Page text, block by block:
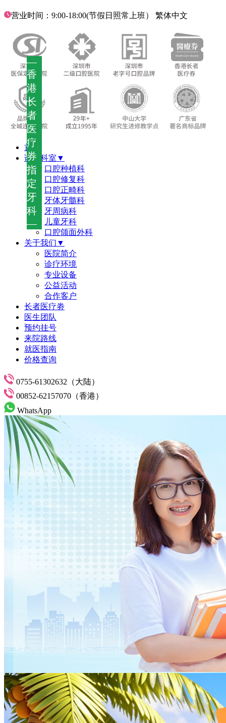
—
香
港
长
者
医
疗
券
指
定
牙
科
—
营业时间：9:00-18:00(节假日照常上班） 繁体中文
首页
诊疗科室▼
口腔种植科
口腔修复科
口腔正畸科
牙体牙髓科
牙周病科
儿童牙科
口腔颌面外科
关于我们▼
医院简介
诊疗环境
专业设备
公益活动
合作客户
长者医疗劵
医生团队
预约挂号
来院路线
就医指南
价格查询
0755-61302632（大陆）
00852-62157070（香港）
WhatsApp